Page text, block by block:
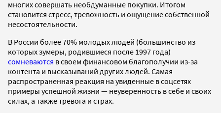
многих совершать необдуманные покупки. Итогом
становится стресс, тревожность и ощущение собственной
несостоятельности.
В России более 70% молодых людей (большинство из
которых зумеры, родившиеся после 1997 года)
сомневаются в своем финансовом благополучии из-за
контента и высказываний других людей. Самая
распространенная реакция на увиденные в соцсетях
примеры успешной жизни — неуверенность в себе и своих
силах, а также тревога и страх.